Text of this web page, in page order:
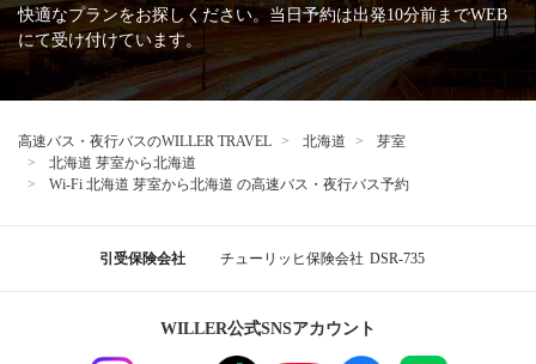
快適なプランをお探しください。当日予約は出発10分前までWEB
にて受け付けています。
高速バス・夜行バスのWILLER TRAVEL 北海道
芽室
北海道 芽室から北海道
Wi-Fi 北海道 芽室から北海道 の高速バス・夜行バス予約
引受保険会社 チューリッヒ保険会社 DSR-735
WILLER公式SNSアカウント